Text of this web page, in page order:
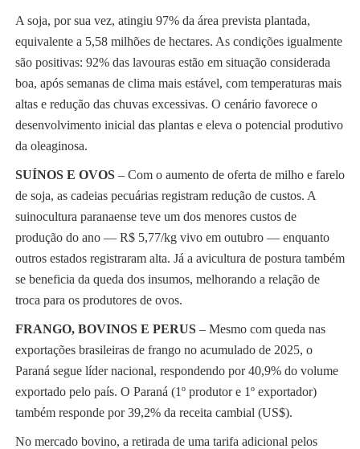
A soja, por sua vez, atingiu 97% da área prevista plantada,
equivalente a 5,58 milhões de hectares. As condições igualmente
são positivas: 92% das lavouras estão em situação considerada
boa, após semanas de clima mais estável, com temperaturas mais
altas e redução das chuvas excessivas. O cenário favorece o
desenvolvimento inicial das plantas e eleva o potencial produtivo
da oleaginosa.
SUÍNOS E OVOS– Com o aumento de oferta de milho e farelo
de soja, as cadeias pecuárias registram redução de custos. A
suinocultura paranaense teve um dos menores custos de
produção do ano — R$ 5,77/kg vivo em outubro — enquanto
outros estados registraram alta. Já a avicultura de postura também
se beneficia da queda dos insumos, melhorando a relação de
troca para os produtores de ovos.
FRANGO, BOVINOS E PERUS– Mesmo com queda nas
exportações brasileiras de frango no acumulado de 2025, o
Paraná segue líder nacional, respondendo por 40,9% do volume
exportado pelo país. O Paraná (1º produtor e 1º exportador)
também responde por 39,2% da receita cambial (US$).
No mercado bovino, a retirada de uma tarifa adicional pelos